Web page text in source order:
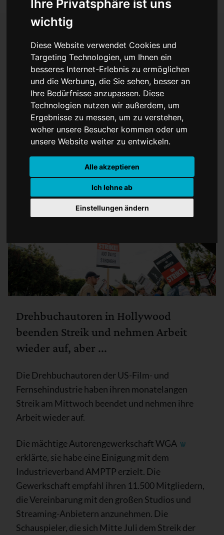
Ihre Privatsphäre ist uns
wichtig
Diese Website verwendet Cookies und
Targeting Technologien, um Ihnen ein
besseres Internet-Erlebnis zu ermöglichen
und die Werbung, die Sie sehen, besser an
Ihre Bedürfnisse anzupassen. Diese
Technologien nutzen wir außerdem, um
Ergebnisse zu messen, um zu verstehen,
woher unsere Besucher kommen oder um
unsere Website weiter zu entwickeln.
Alle akzeptieren
Ich lehne ab
Einstellungen ändern
Gefahr für
Drehbuchautoren vor KI?
Schutz gegen den Einsatz
von Künstlicher
Intelligenz (KI) gefordert!
Drehbuchautoren in Hollywood
beenden Streik und nehmen Arbeit
wieder auf, aber ...
Die Drehbuchautoren der US-Film- und
Fernsehindustrie haben ihren monatelangen
Streik am Mittwoch beendet und nehmen ihre
Arbeit wieder auf.
Die mächtige Autorengewerkschaft WGA ѡ
erklärte, sie habe eine Einigung mit dem
Industrieverband AMPTP erzielt. Die
Gewerkschaft empfahl ihren 11.500 Mitgliedern,
die Vereinbarung mit den großen Studios und
Streaming-Anbietern anzunehmen. Die
Schauspieler, die sich Mitte Juli dem Streik der